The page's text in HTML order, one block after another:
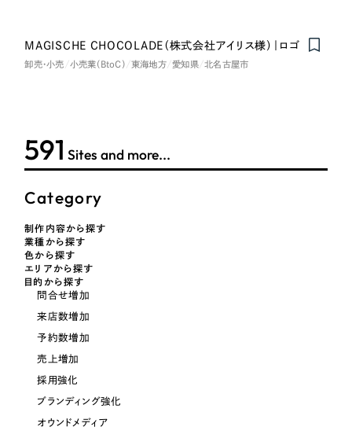
592Sites and more...
Category
制作内容から探す
業種から探す
色から探す
エリアから探す
目的から探す
問合せ増加
来店数増加
予約数増加
売上増加
採用強化
ブランディング強化
オウンドメディア
MAGISCHE CHOCOLADE（株式会社アイリス様）｜ロゴ
卸売・小売 小売業（BtoC） 東海地方 愛知県 北名古屋市